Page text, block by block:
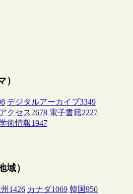
デジタルアーカイブ3349
クセス2678 電子書籍2227
術情報1947
）
1426 カナダ1069 韓国950